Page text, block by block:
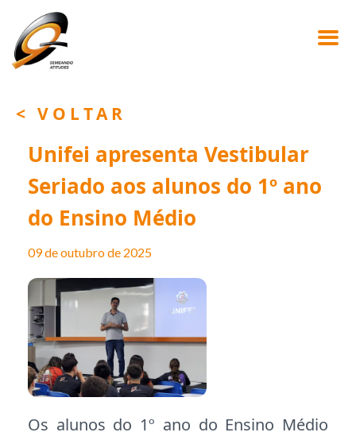
< VOLTAR
Unifei apresenta Vestibular
Seriado aos alunos do 1º ano
do Ensino Médio
09 de outubro de 2025
Os alunos do 1º ano do Ensino Médio